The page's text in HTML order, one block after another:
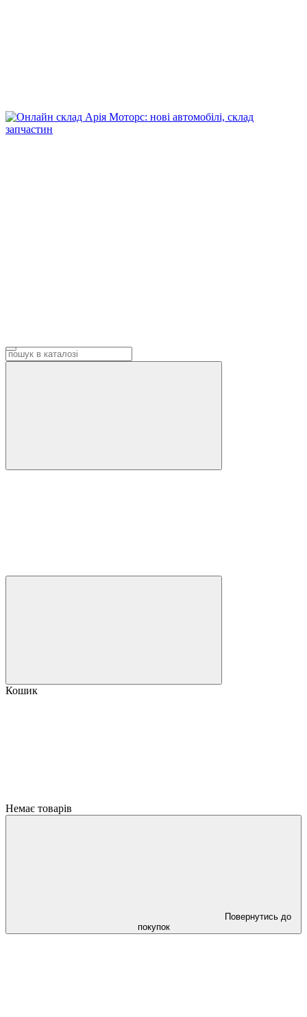
Кошик
Немає товарів
Повернутись до
покупок